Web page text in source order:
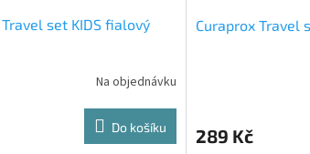
set KIDS fialový
Na objednávku
Do košíku
Curaprox Travel
289 Kč